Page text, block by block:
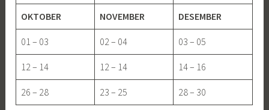
OKTOBER NOVEMBER DESEMBER
01 – 03 02 – 04 03 – 05
12 – 14 12 – 14 14 – 16
26 – 28 23 – 25 28 – 30